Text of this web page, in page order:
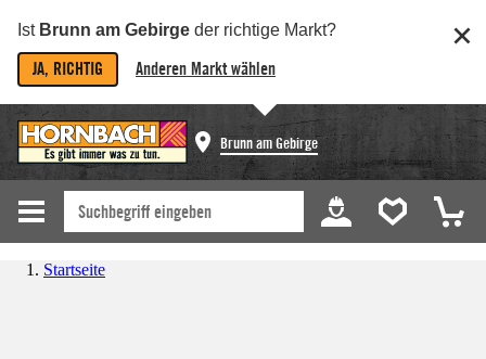
Ist Brunn am Gebirge der richtige Markt?
JA, RICHTIG Anderen Markt wählen
Brunn am Gebirge
Startseite